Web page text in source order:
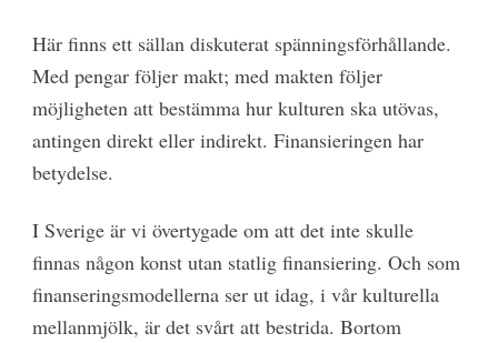
Här finns ett sällan diskuterat spänningsförhållande.
Med pengar följer makt; med makten följer
möjligheten att bestämma hur kulturen ska utövas,
antingen direkt eller indirekt. Finansieringen har
betydelse.
I Sverige är vi övertygade om att det inte skulle
finnas någon konst utan statlig finansiering. Och som
finanseringsmodellerna ser ut idag, i vår kulturella
mellanmjölk, är det svårt att bestrida. Bortom